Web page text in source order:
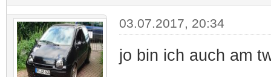
03.07.2017, 20:34
jo bin ich auch am